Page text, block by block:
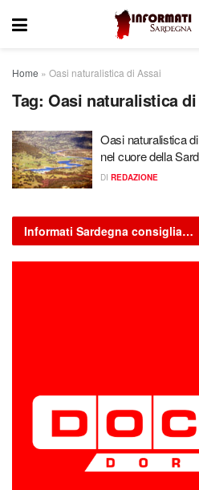
Home » Oasi naturalistica di Assai
Tag: Oasi naturalistica
Oasi naturalistica
nel cuore della
DI REDAZIONE
Informati Sardegna consiglia…